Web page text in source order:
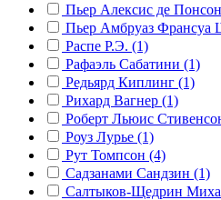
Пьер Алексис де
Пьер Амбруаз Франсуа
Распе Р.Э. (1)
Рафаэль Сабатини (1)
Редьярд Киплинг (1)
Рихард Вагнер (1)
Роберт Льюис
Роуз Лурье (1)
Рут Томпсон (4)
Садзанами Сандзин (1)
Салтыков-Щедрин